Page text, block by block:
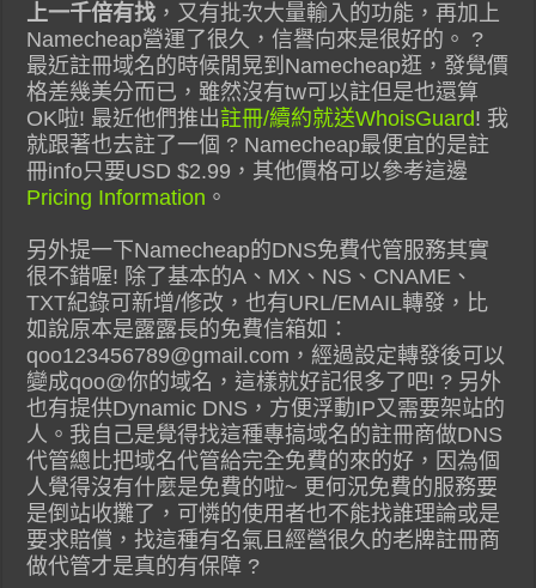
上一千倍有找 ，又有批次大量輸入的功能，再加上
Namecheap營運了很久，信譽向來是很好的。 ?
最近註冊域名的時候閒晃到Namecheap逛，發覺價
格差幾美分而已，雖然沒有tw可以註但是也還算
OK啦! 最近他們推出註冊/續約就送WhoisGuard! 我
就跟著也去註了一個 ? Namecheap最便宜的是註
冊info只要USD $2.99，其他價格可以參考這邊
Pricing Information 。
另外提一下Namecheap的DNS免費代管服務其實
很不錯喔! 除了基本的A、MX、NS、CNAME、
TXT紀錄可新增/修改，也有URL/EMAIL轉發，比
如說原本是露露長的免費信箱如：
qoo123456789@gmail.com，經過設定轉發後可以
變成qoo@你的域名，這樣就好記很多了吧! ? 另外
也有提供Dynamic DNS，方便浮動IP又需要架站的
人。我自己是覺得找這種專搞域名的註冊商做DNS
代管總比把域名代管給完全免費的來的好，因為個
人覺得沒有什麼是免費的啦~ 更何況免費的服務要
是倒站收攤了，可憐的使用者也不能找誰理論或是
要求賠償，找這種有名氣且經營很久的老牌註冊商
做代管才是真的有保障 ?